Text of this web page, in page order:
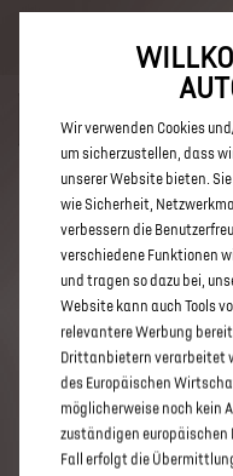
DS 3
MIT
Wir verwenden Cookies
um sicherzustellen, dass
unserer Website bieten.
wie Sicherheit,
verbessern die
verschiedene Funktionen
und tragen so dazu bei,
Website kann auch Tools
relevantere Werbung
Drittanbietern verarbeitet
des Europäischen
möglicherweise noch kein
zuständigen europäischen
Fall erfolgt die